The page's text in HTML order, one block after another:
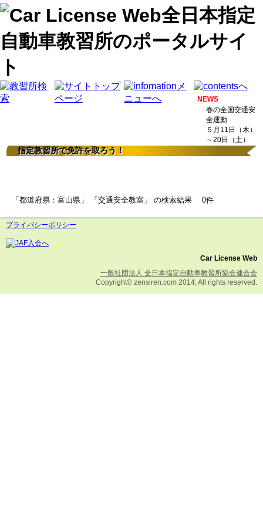
NEWS
春の全国交通安
全運動
５月11日（木）
～20日（土）
指定教習所で免許を取ろう！
「都道府県：富山県」 「交通安全教室」 の検索結果 0件
プライバシーポリシー
Car License Web
一般社団法人 全日本指定自動車教習所協会連合会
Copyright© zensiren.com 2014, All rights reserved.